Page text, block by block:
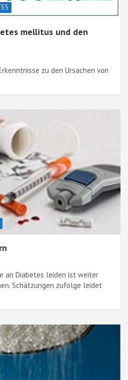
mellitus und den
zu den Ursachen von
an Diabetes leiden ist weiter
Schätzungen zufolge leidet